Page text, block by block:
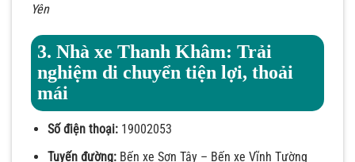
Yên
3. Nhà xe Thanh Khâm: Trải
nghiệm di chuyển tiện lợi, thoải
mái
Số điện thoại:19002053
Tuyến đường:Bến xe Sơn Tây – Bến xe Vĩnh Tường